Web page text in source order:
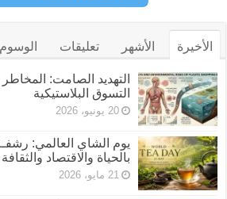
الأخيرة الأشهر تعليقات الوسوم
التهديد الصامت:
التسوق البلاستيكية
20 يونيو، 2026
يوم الشاي العالمي:
بالحياة والاقتصاد والثقافة
21 مايو، 2026